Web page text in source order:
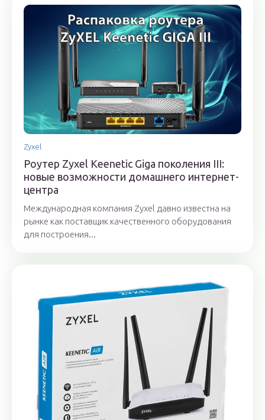
Zyxel
Роутер Zyxel Keenetic Giga поколения III:
новые возможности домашнего интернет-
центра
Международная компания Zyxel давно известна на
рынке как поставщик качественного оборудования
для построения...